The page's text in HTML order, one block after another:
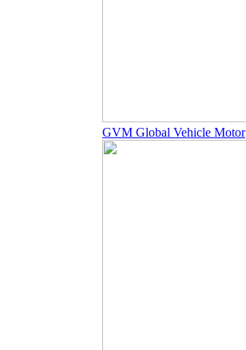
GVM Global Vehicle Motor